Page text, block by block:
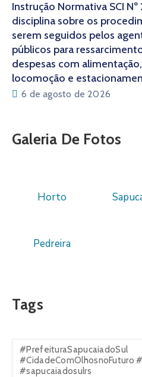
Instrução Normativa SCI Nº
disciplina sobre os
serem seguidos pelos
públicos para
despesas com alimentação,
locomoção e
6 de agosto de 2026
Galeria De Fotos
Horto
Pedreira
Tags
#PrefeituraSapucaiadoSul
#CidadeComOlhosnoFuturo
#sapucaiadosulrs